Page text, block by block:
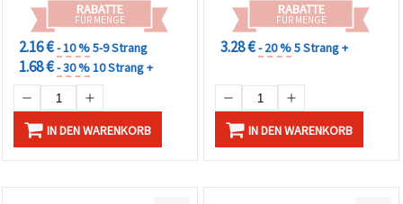
RABATTE
FÜR MENGE
2.16 €- 10 %5-9 Strang
1.68 €- 30 %10 Strang +
IN DEN WARENKORB
RABATTE
FÜR MENGE
3.28 €- 20 %5 Strang +
IN DEN WARENKORB